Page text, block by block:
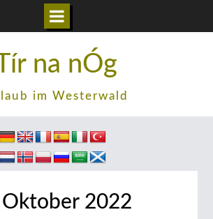
na nÓg
im Westerwald
Oktober 2022